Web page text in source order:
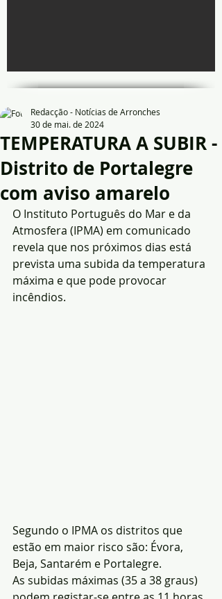
TEMPERATURA A SUBIR -
Distrito de Portalegre
com aviso amarelo
Redacção - Notícias de Arronches
30 de mai. de 2024
O Instituto Português do Mar e da
Atmosfera (IPMA) em comunicado
revela que nos próximos dias está
prevista uma subida da temperatura
máxima e que pode provocar
incêndios.
Segundo o IPMA os distritos que
estão em maior risco são: Évora,
Beja, Santarém e Portalegre.
As subidas máximas (35 a 38 graus)